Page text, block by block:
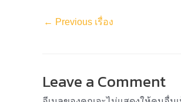
← Previous เรื่อง
Leave a Comment